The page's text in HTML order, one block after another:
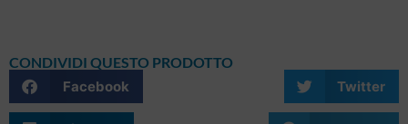
CONDIVIDI QUESTO PRODOTTO
Facebook
Twitter